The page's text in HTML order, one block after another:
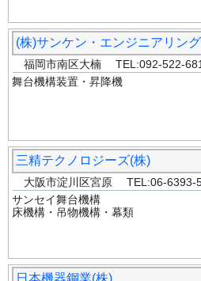
(株)サンケン・エンジニアリング
福岡市南区大楠 TEL:092-522-
舞台機構装置・昇降機
三精テクノロジーズ(株)
大阪市淀川区宮原 TEL:06-6393-
サンセイ舞台機構
床機構・吊物機構・幕類
日本機器鋼業(株)